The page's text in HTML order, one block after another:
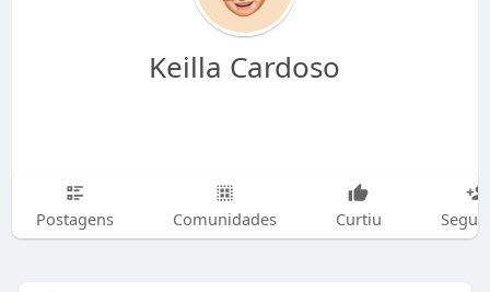
Keilla Cardoso
Postagens Comunidades Curtiu